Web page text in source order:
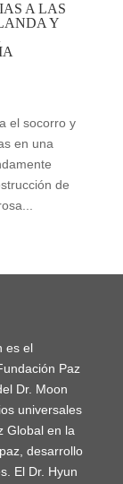
A LAS
Y
el socorro y
en una
de
es el
Paz
Dr. Moon
universales
Global en la
desarrollo
El Dr. Hyun